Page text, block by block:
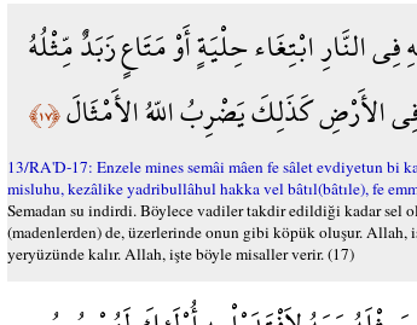
النَّارِ ابْتِغَاء حِلْيَةٍ أَوْ مَتَاعٍ زَبَدٌ مِّثْلُهُ
الأَرْضِ كَذَلِكَ يَضْرِبُ اللّهُ الأَمْثَالَ﴿١٧﴾
13/RA'D-17: Enzele mines semâi mâen fe sâlet evdiyetun bi
misluhu, kezâlike yadribullâhul hakka vel bâtıl(bâtıle), fe
Semadan su indirdi. Böylece vadiler takdir edildiği kadar sel
(madenlerden) de, üzerlerinde onun gibi köpük oluşur. Allah,
yeryüzünde kalır. Allah, işte böyle misaller verir. (17)